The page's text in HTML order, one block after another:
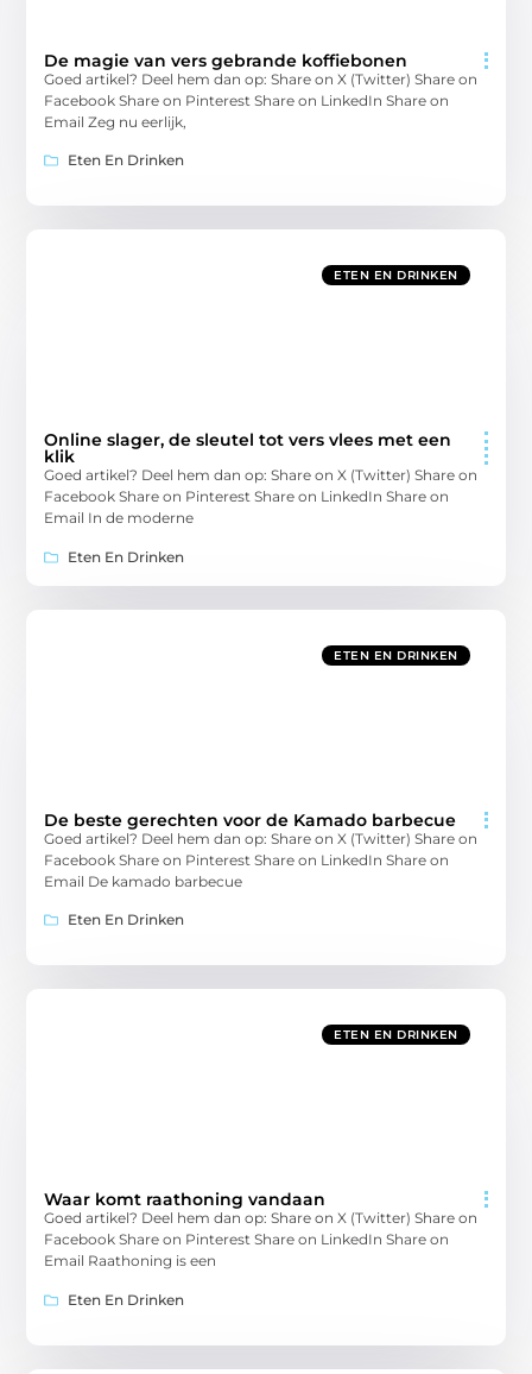
De magie van vers gebrande koffiebonen
Goed artikel? Deel hem dan op: Share on X (Twitter) Share on
Facebook Share on Pinterest Share on LinkedIn Share on
Email Zeg nu eerlijk,
Eten En Drinken
ETEN EN DRINKEN
Online slager, de sleutel tot vers vlees met een
klik
Goed artikel? Deel hem dan op: Share on X (Twitter) Share on
Facebook Share on Pinterest Share on LinkedIn Share on
Email In de moderne
Eten En Drinken
ETEN EN DRINKEN
De beste gerechten voor de Kamado barbecue
Goed artikel? Deel hem dan op: Share on X (Twitter) Share on
Facebook Share on Pinterest Share on LinkedIn Share on
Email De kamado barbecue
Eten En Drinken
ETEN EN DRINKEN
Waar komt raathoning vandaan
Goed artikel? Deel hem dan op: Share on X (Twitter) Share on
Facebook Share on Pinterest Share on LinkedIn Share on
Email Raathoning is een
Eten En Drinken